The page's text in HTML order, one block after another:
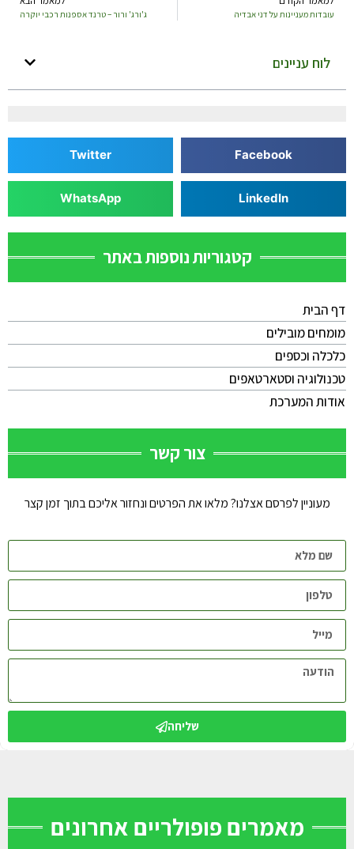
עובדות מעניינות על דני אבדיה ג'ורג' ורור – טרנד אספנות רכבי יוקרה
לוח עניינים
Facebook
Twitter
LinkedIn
WhatsApp
קטגוריות נוספות באתר
דף הבית
מומחים מובילים
כלכלה וכספים
טכנולוגיה וסטארטאפים
אודות המערכת
צור קשר
מעוניין לפרסם אצלנו? מלאו את הפרטים ונחזור אליכם בתוך זמן קצר
שליחה
מאמרים פופולריים אחרונים